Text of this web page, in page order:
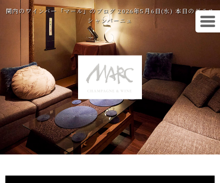
関内のワインバー「マール」のブログ 2026年5月6日(水) 本日のグラス
シャンパーニュ